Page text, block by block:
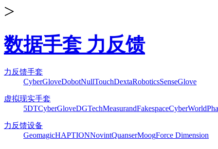
>
数据手套 力反馈
力反馈手套
CyberGloveDobotNullTouchDextaRoboticsSenseGlove
虚拟现实手套
5DTCyberGloveDGTechMeasurandFakespaceCyberWorld
力反馈设备
GeomagicHAPTIONNovintQuanserMoogForce Dimension